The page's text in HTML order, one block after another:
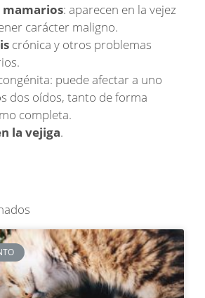
mamarios: aparecen en la vejez
carácter maligno.
crónica y otros problemas
puede afectar a uno
dos oídos, tanto de forma
completa.
la vejiga.